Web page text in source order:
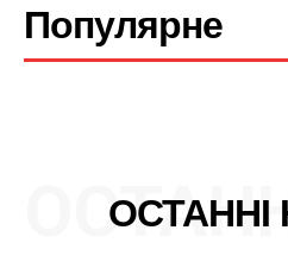
Політика конфіденційності
Редакційна політика
Популярне